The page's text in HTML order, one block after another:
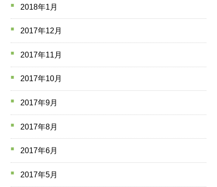
2018年1月
2017年12月
2017年11月
2017年10月
2017年9月
2017年8月
2017年6月
2017年5月